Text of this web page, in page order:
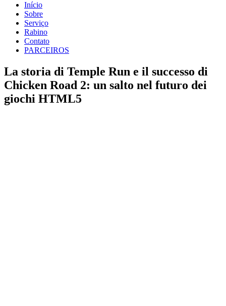
Início
Sobre
Serviço
Rabino
Contato
PARCEIROS
La storia di Temple Run e il successo di
Chicken Road 2: un salto nel futuro dei
giochi HTML5